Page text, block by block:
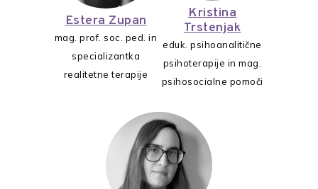
Estera Zupan
mag. prof. soc. ped. in
specializantka
realitetne terapije
Kristina
Trstenjak
eduk. psihoanalitične
psihoterapije in mag.
psihosocialne pomoči